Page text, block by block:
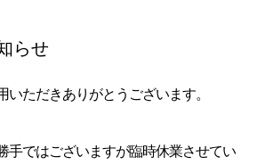
らせ
いただきありがとうございます。
手ではございますが臨時休業させてい